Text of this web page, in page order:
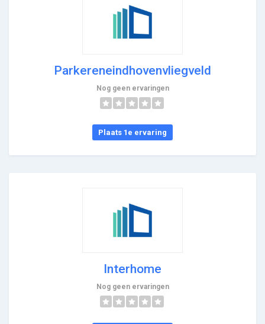
Parkereneindhovenvliegveld
Nog geen ervaringen
Plaats 1e ervaring
Interhome
Nog geen ervaringen